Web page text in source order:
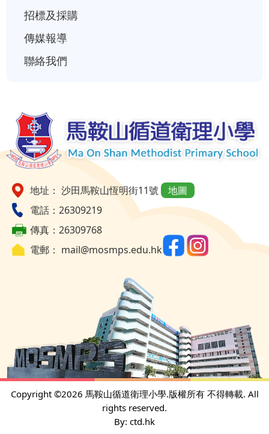
招標及採購
傳媒報導
聯絡我們
地址： 沙田馬鞍山恆明街11號
地圖
電話：26309219
傳真：26309768
電郵： mail@mosmps.edu.hk
Copyright ©2026 馬鞍山循道衛理小學.版權所有 不得轉載. All
rights reserved.
By: ctd.hk